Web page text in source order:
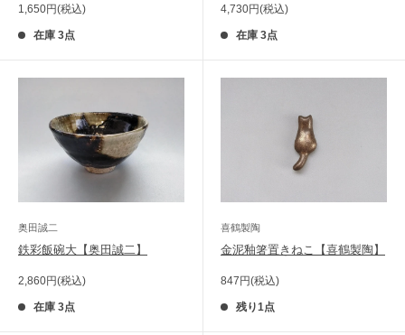
販
売
価
格
1,650円(税込)
在庫 3点
販
売
価
格
4,730円(税込)
在庫 3点
奥田誠二
鉄彩飯碗大【奥田誠二】
販
売
価
格
2,860円(税込)
在庫 3点
喜鶴製陶
金泥釉箸置きねこ【喜鶴製陶】
販
価
格
847円(税込)
残り1点